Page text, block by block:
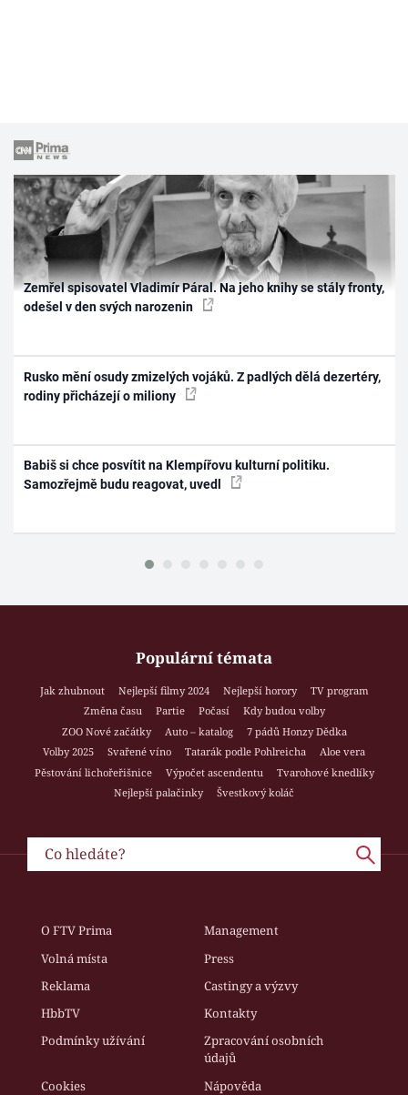
Zemřel spisovatel Vladimír Páral. Na jeho knihy se stály fronty,
odešel v den svých narozenin
Rusko mění osudy zmizelých vojáků. Z padlých dělá dezertéry,
rodiny přicházejí o miliony
Babiš si chce posvítit na Klempířovu kulturní politiku.
Samozřejmě budu reagovat, uvedl
Populární témata
Jak zhubnout Nejlepší filmy 2024 Nejlepší horory
TV program
Změna času
Partie Počasí
Kdy budou volby
ZOO Nové začátky
Auto – katalog
7 pádů Honzy Dědka
Volby 2025
Svařené víno Tatarák podle Pohlreicha
Aloe vera
Pěstování lichořeřišnice
Výpočet ascendentu
Tvarohové knedlíky
Nejlepší palačinky
Švestkový koláč
O FTV Prima
Management
Volná místa
Press
Reklama
Castingy a výzvy
HbbTV
Kontakty
Podmínky užívání
Zpracování osobních
údajů
Cookies
Nápověda